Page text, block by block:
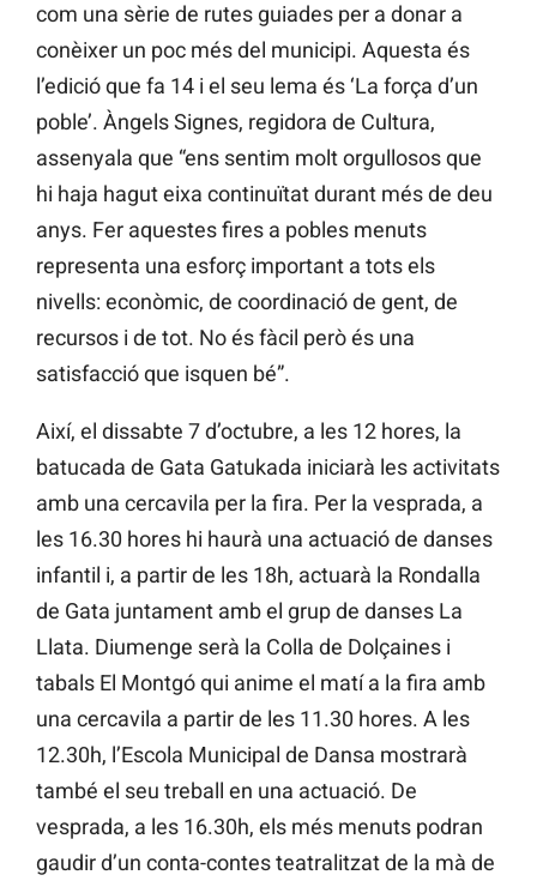
com una sèrie de rutes guiades per a donar a
conèixer un poc més del municipi. Aquesta és
l’edició que fa 14 i el seu lema és ‘La força d’un
poble’. Àngels Signes, regidora de Cultura,
assenyala que “ens sentim molt orgullosos que
hi haja hagut eixa continuïtat durant més de deu
anys. Fer aquestes fires a pobles menuts
representa una esforç important a tots els
nivells: econòmic, de coordinació de gent, de
recursos i de tot. No és fàcil però és una
satisfacció que isquen bé”.
Així, el dissabte 7 d’octubre, a les 12 hores, la
batucada de Gata Gatukada iniciarà les activitats
amb una cercavila per la fira. Per la vesprada, a
les 16.30 hores hi haurà una actuació de danses
infantil i, a partir de les 18h, actuarà la Rondalla
de Gata juntament amb el grup de danses La
Llata. Diumenge serà la Colla de Dolçaines i
tabals El Montgó qui anime el matí a la fira amb
una cercavila a partir de les 11.30 hores. A les
12.30h, l’Escola Municipal de Dansa mostrarà
també el seu treball en una actuació. De
vesprada, a les 16.30h, els més menuts podran
gaudir d’un conta-contes teatralitzat de la mà de